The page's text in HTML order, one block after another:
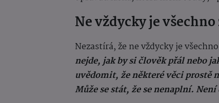
Ne vždycky je
Nezastírá, že ne vždycky je
nejde, jak by si člověk přál nebo
uvědomit, že některé věci prostě
Může se stát, že se nenaplní.